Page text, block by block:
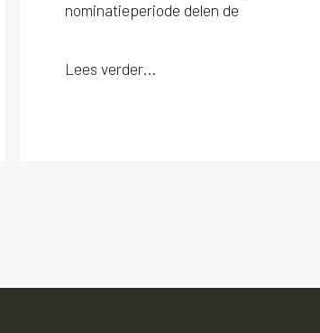
nominatieperiode delen de
Lees verder...